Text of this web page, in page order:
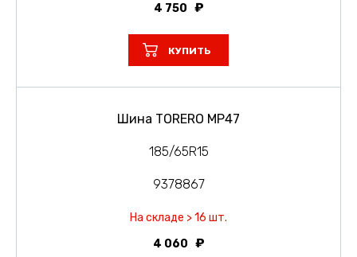
4 750
КУПИТЬ
Шина TORERO MP47
185/65R15
9378867
На складе > 16 шт.
4 060